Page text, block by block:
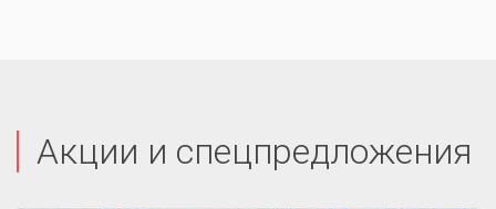
Акции и спецпредложения